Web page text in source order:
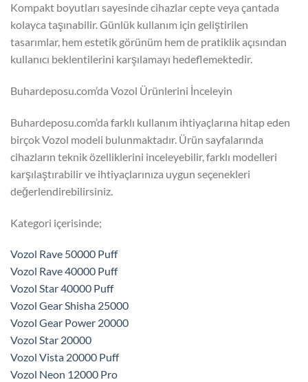
Kompakt boyutları sayesinde cihazlar cepte veya çantada
kolayca taşınabilir. Günlük kullanım için geliştirilen
tasarımlar, hem estetik görünüm hem de pratiklik açısından
kullanıcı beklentilerini karşılamayı hedeflemektedir.
Buhardeposu.com’da Vozol Ürünlerini İnceleyin
Buhardeposu.com’da farklı kullanım ihtiyaçlarına hitap eden
birçok Vozol modeli bulunmaktadır. Ürün sayfalarında
cihazların teknik özelliklerini inceleyebilir, farklı modelleri
karşılaştırabilir ve ihtiyaçlarınıza uygun seçenekleri
değerlendirebilirsiniz.
Kategori içerisinde;
Vozol Rave 50000 Puff
Vozol Rave 40000 Puff
Vozol Star 40000 Puff
Vozol Gear Shisha 25000
Vozol Gear Power 20000
Vozol Star 20000
Vozol Vista 20000 Puff
Vozol Neon 12000 Pro